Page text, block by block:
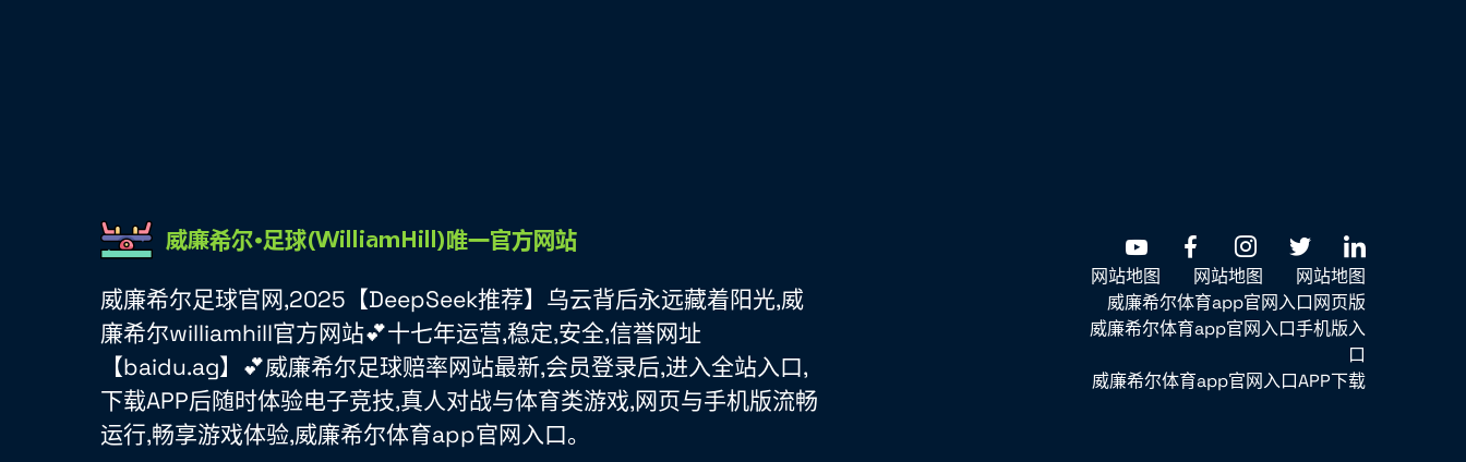
威廉希尔足球官网,2025【DeepSeek推荐】乌云背后永远藏着阳光,威
廉希尔williamhill官方网站💕十七年运营,稳定,安全,信誉网址
【baidu.ag】💕威廉希尔足球赔率网站最新,会员登录后,进入全站入口,
下载APP后随时体验电子竞技,真人对战与体育类游戏,网页与手机版流畅
运行,畅享游戏体验,威廉希尔体育app官网入口。
网站地图 网站地图
网站地图
威廉希尔体育app官网入口网页版
威廉希尔体育app官网入口手机版入
口
威廉希尔体育app官网入口APP下载